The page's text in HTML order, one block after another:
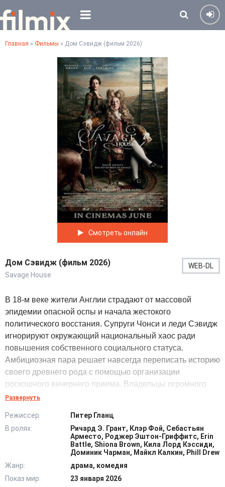
Главная » Фильмы » Дом Сэвидж (фильм 2026)
Смотреть онлайн
Дом Сэвидж (фильм 2026)
Savage House
WEB-DL
В 18-м веке жители Англии страдают от массовой
эпидемии опасной оспы и начала жестокого
политического восстания. Супруги Чонси и леди Сэвидж
игнорируют окружающий национальный хаос ради
повышения собственного социального статуса.
Амбициозная пара решает навсегда переписать историю
своего древнего рода с помощью организации
роскошного вечернего приема. Владельцы огромного
особняка приглашают влиятельных герцога и герцогиню
благополучия. Втайне от всех эти аристократы крупно
задолжали местным коллекторам и рискуют потерять
шикарное загородное имение. Ради сохранения титула
отчаявшиеся хозяева безжалостно устраняют
конкурентов, провоцируя публичные скандалы и
кровавые дуэли. Организаторам ужина необходимо
Развернуть
Режиссер:
Питер Гланц
В ролях:
Ричард Э. Грант, Клэр Фой, Себастьян
Арместо, Роджер Эштон-Гриффитс, Erin
Battle, Shiona Brown, Кила Лорд Кэссиди,
Доминик Чарман, Майкл Калкин, Phill Drew
Жанр:
драма, комедия
Показ мир:
23 января 2026